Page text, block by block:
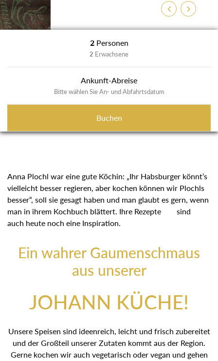
Previous
Next
2 Personen
2 Erwachsene
Ankunft-Abreise
Bitte wählen Sie An- und Abfahrtsdatum
Buchen
Anna Plochl war eine gute Köchin: „Ihr Habsburger könnt’s
vielleicht besser regieren, aber kochen können wir Plochls
besser“, soll sie gesagt haben und man glaubt es gern,
wenn man in ihrem Kochbuch blättert. Ihre Rezepte
sind auch heute noch eine Inspiration.
Ein wahrer Gaumenschmaus
aus unserer
JOHANN KÜCHE!
Unsere Speisen sind ideenreich, leicht und frisch
zubereitet und der Großteil unserer Zutaten kommt aus der
Region. Gerne kochen wir auch vegetarisch oder vegan